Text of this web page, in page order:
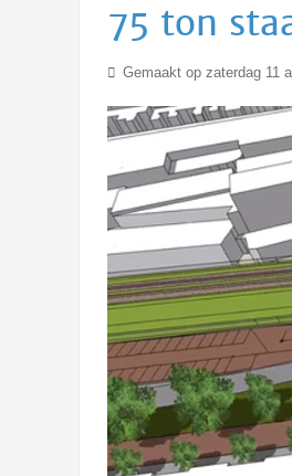
75 ton
Gemaakt op zaterdag 11